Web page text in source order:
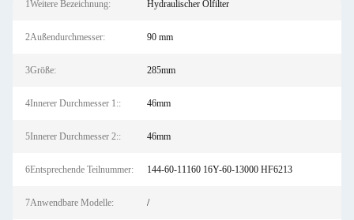
1Weitere Bezeichnung: Hydraulischer Ölfilter
2Außendurchmesser: 90 mm
3Größe: 285mm
4Innerer Durchmesser 1:: 46mm
5Innerer Durchmesser 2:: 46mm
6Entsprechende Teilnummer: 144-60-11160 16Y-60-13000 HF6213
7Anwendbare Modelle: /